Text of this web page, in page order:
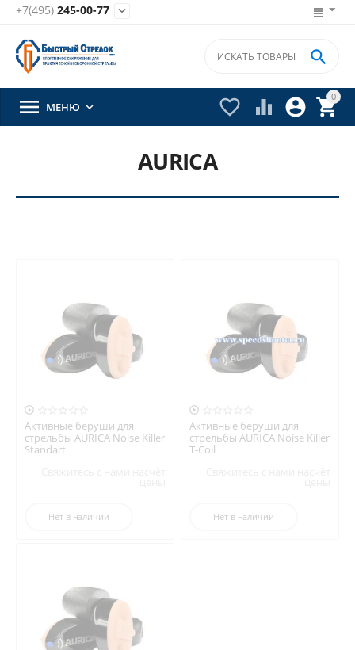
+7(495) 245-00-77 
0


 

 МЕНЮ 
AURICA

Активные беруши для
стрельбы AURICA Noise Killer
Standart
Нет в наличии

Активные беруши для
стрельбы AURICA Noise Killer
T-Coil
Нет в наличии